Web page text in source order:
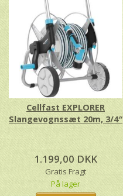
Cellfast EXPLORER
Slangevognssæt 20m, 3/4″
1.199,00 DKK
Gratis Fragt
På lager